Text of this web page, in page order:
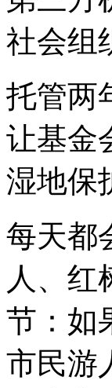
社会组
托管两
让基金
湿地保
每天都
人、红
节：如
市民游